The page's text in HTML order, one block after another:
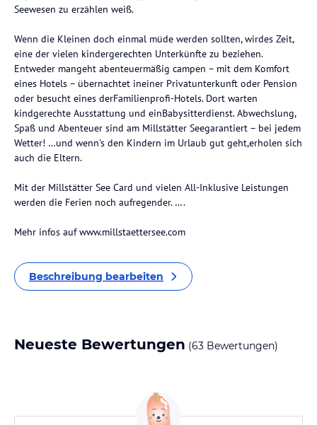
Seewesen zu erzählen weiß.
Wenn die Kleinen doch einmal müde werden sollten, wirdes Zeit,
eine der vielen kindergerechten Unterkünfte zu beziehen.
Entweder mangeht abenteuermäßig campen – mit dem Komfort
eines Hotels – übernachtet ineiner Privatunterkunft oder Pension
oder besucht eines derFamilienprofi-Hotels. Dort warten
kindgerechte Ausstattung und einBabysitterdienst. Abwechslung,
Spaß und Abenteuer sind am Millstätter Seegarantiert – bei jedem
Wetter! …und wenn's den Kindern im Urlaub gut geht,erholen sich
auch die Eltern.
Mit der Millstätter See Card und vielen All-Inklusive Leistungen
werden die Ferien noch aufregender. ….
Mehr infos auf www.millstaettersee.com
Beschreibung bearbeiten
Neueste Bewertungen (63 Bewertungen)